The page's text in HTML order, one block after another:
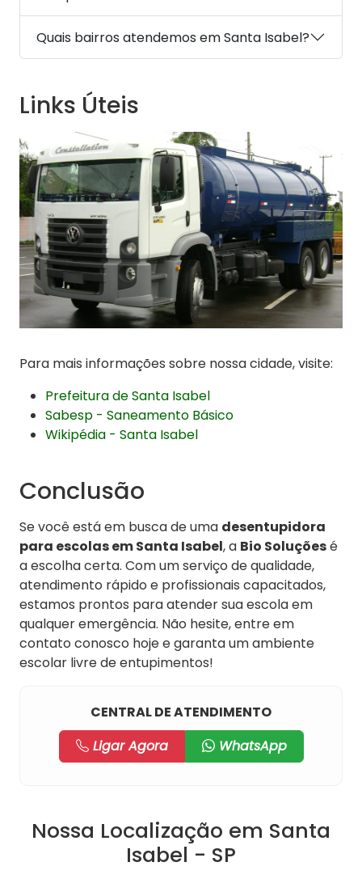
Quais bairros atendemos em Santa Isabel?
Links Úteis
Para mais informações sobre nossa cidade, visite:
Prefeitura de Santa Isabel
Sabesp - Saneamento Básico
Wikipédia - Santa Isabel
Conclusão
Se você está em busca de uma desentupidora
para escolas em Santa Isabel, a Bio Soluçõesé
a escolha certa. Com um serviço de qualidade,
atendimento rápido e profissionais capacitados,
estamos prontos para atender sua escola em
qualquer emergência. Não hesite, entre em
contato conosco hoje e garanta um ambiente
escolar livre de entupimentos!
CENTRAL DE ATENDIMENTO
Ligar Agora
WhatsApp
Nossa Localização em Santa
Isabel - SP